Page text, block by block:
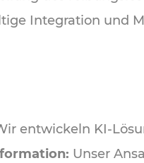
Integration und
entwickeln KI-
Unser